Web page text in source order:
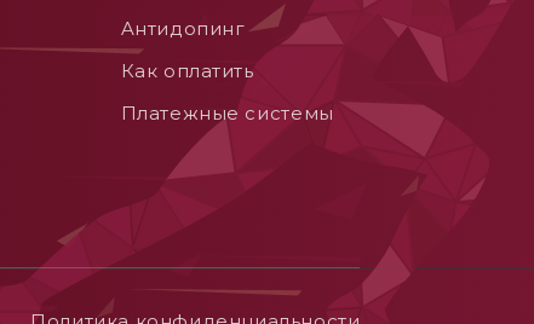
Aнтидопинг
Как оплатить
Платежные системы